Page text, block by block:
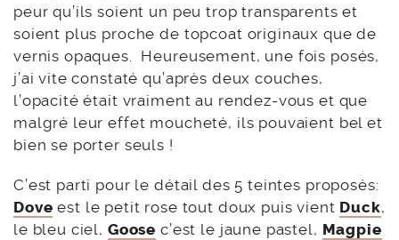
peur qu’ils soient un peu trop transparents et
soient plus proche de topcoat originaux que de
vernis opaques. Heureusement, une fois posés,
j’ai vite constaté qu’après deux couches,
l’opacité était vraiment au rendez-vous et que
malgré leur effet moucheté, ils pouvaient bel et
bien se porter seuls !
C’est parti pour le détail des 5 teintes proposés:
Dove est le petit rose tout doux puis vient Duck,
le bleu ciel, Goose c’est le jaune pastel, Magpie